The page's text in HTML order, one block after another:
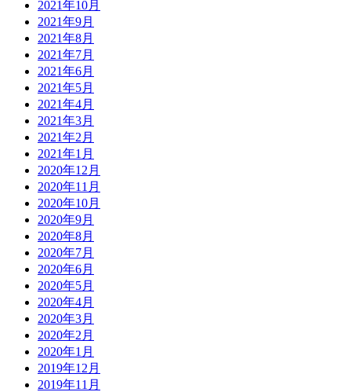
2021年10月
2021年9月
2021年8月
2021年7月
2021年6月
2021年5月
2021年4月
2021年3月
2021年2月
2021年1月
2020年12月
2020年11月
2020年10月
2020年9月
2020年8月
2020年7月
2020年6月
2020年5月
2020年4月
2020年3月
2020年2月
2020年1月
2019年12月
2019年11月